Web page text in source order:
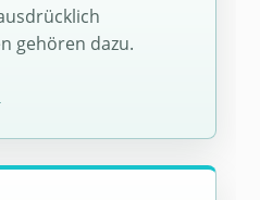
gehören dazu.